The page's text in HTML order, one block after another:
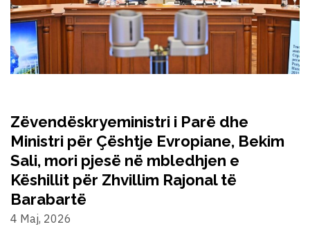
Zëvendëskryeministri i Parë dhe
Ministri për Çështje Evropiane, Bekim
Sali, mori pjesë në mbledhjen e
Këshillit për Zhvillim Rajonal të
Barabartë
4 Maj, 2026